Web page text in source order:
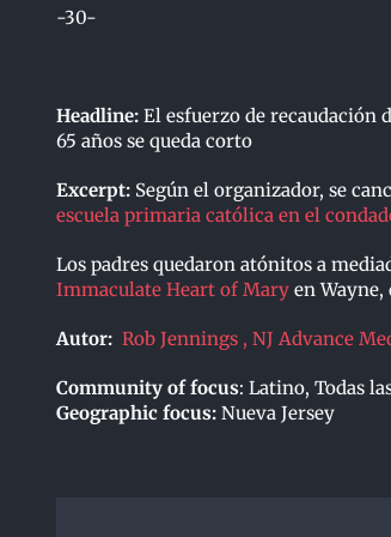
-30-
Headline: El esfuerzo de recaudación
65 años se queda corto
Excerpt: Según el organizador, se
escuela primaria católica en el
Los padres quedaron atónitos a
Immaculate Heart of Mary en
Autor: Rob Jennings , NJ Advance
Community of focus: Latino, Todas
Geographic focus: Nueva Jersey